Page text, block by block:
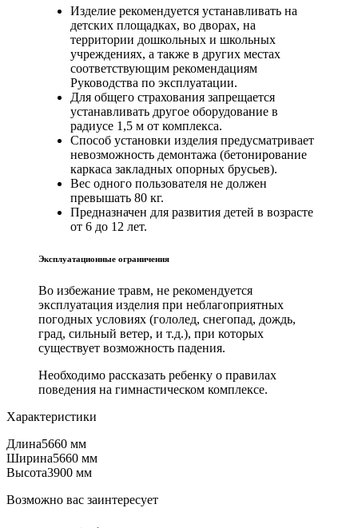
Изделие рекомендуется устанавливать на
детских площадках, во дворах, на
территории дошкольных и школьных
учреждениях, а также в других местах
соответствующим рекомендациям
Руководства по эксплуатации.
Для общего страхования запрещается
устанавливать другое оборудование в
радиусе 1,5 м от комплекса.
Способ установки изделия предусматривает
невозможность демонтажа (бетонирование
каркаса закладных опорных брусьев).
Вес одного пользователя не должен
превышать 80 кг.
Предназначен для развития детей в возрасте
от 6 до 12 лет.
Эксплуатационные ограничения
Во избежание травм, не рекомендуется
эксплуатация изделия при неблагоприятных
погодных условиях (гололед, снегопад, дождь,
град, сильный ветер, и т.д.), при которых
существует возможность падения.
Необходимо рассказать ребенку о правилах
поведения на гимнастическом комплексе.
Характеристики
Длина5660 мм
Ширина5660 мм
Высота3900 мм
Возможно вас заинтересует